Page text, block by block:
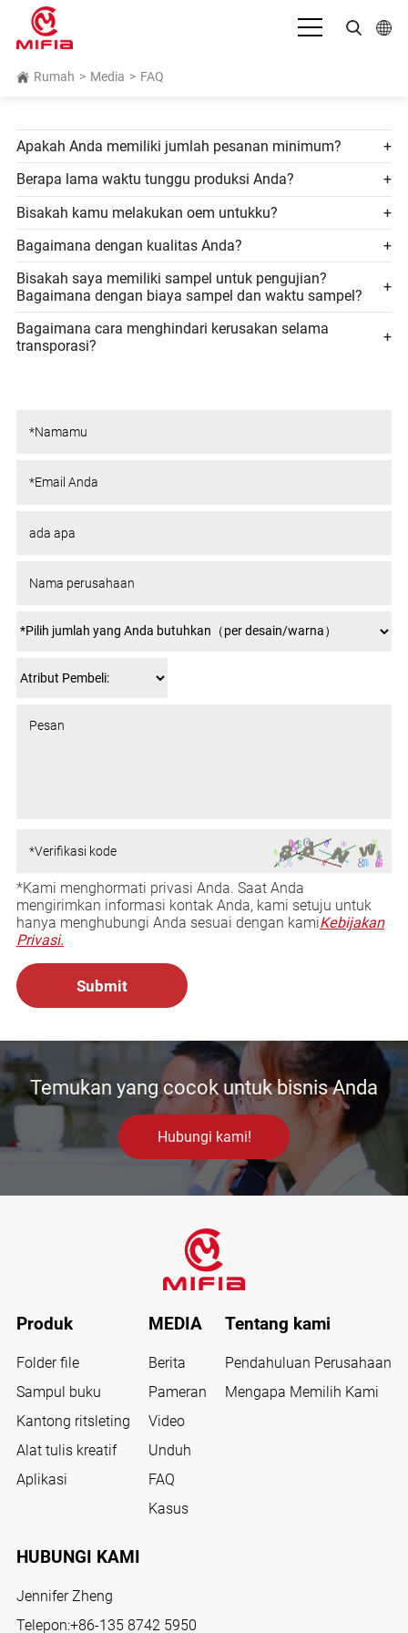
بالعربية
Deutsch
Español
Italiano
日本語
Rumah > Media > FAQ
Apakah Anda memiliki jumlah pesanan minimum?
+
Berapa lama waktu tunggu produksi Anda?
+
Bisakah kamu melakukan oem untukku?
+
Bagaimana dengan kualitas Anda?
+
Bisakah saya memiliki sampel untuk pengujian?
Bagaimana dengan biaya sampel dan waktu sampel?
+
Bagaimana cara menghindari kerusakan selama
transporasi?
+
*Kami menghormati privasi Anda. Saat Anda
mengirimkan informasi kontak Anda, kami setuju untuk
hanya menghubungi Anda sesuai dengan kamiKebijakan
Privasi.
Temukan yang cocok untuk bisnis Anda
Hubungi kami!
Produk
Folder file
Sampul buku
Kantong ritsleting
Alat tulis kreatif
Aplikasi
MEDIA
Berita
Pameran
Video
Unduh
FAQ
Kasus
Tentang kami
Pendahuluan Perusahaan
Mengapa Memilih Kami
HUBUNGI KAMI
Jennifer Zheng
Telepon:+86-135 8742 5950